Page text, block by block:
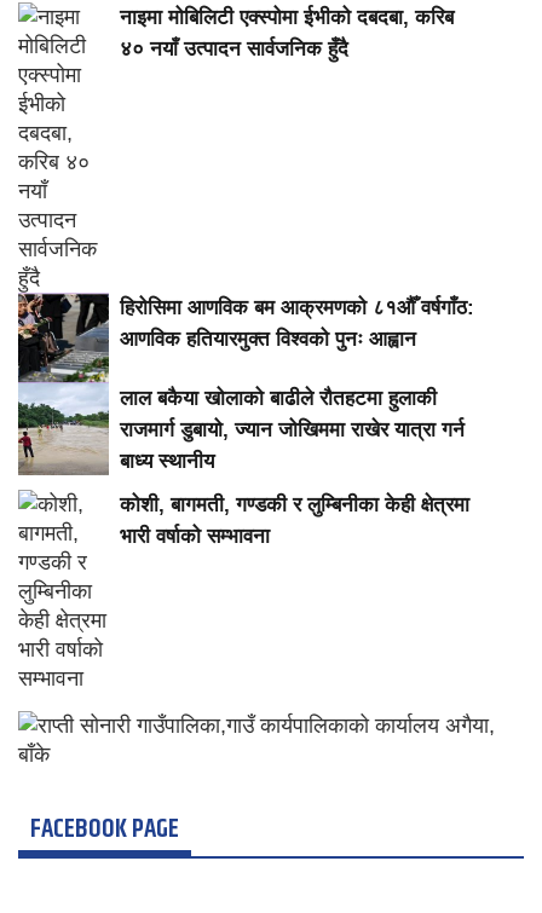
नाइमा मोबिलिटी एक्स्पोमा ईभीको दबदबा, करिब
४० नयाँ उत्पादन सार्वजनिक हुँदै
हिरोसिमा आणविक बम आक्रमणको ८१औँ वर्षगाँठ:
आणविक हतियारमुक्त विश्वको पुनः आह्वान
लाल बकैया खोलाको बाढीले रौतहटमा हुलाकी
राजमार्ग डुबायो, ज्यान जोखिममा राखेर यात्रा गर्न
बाध्य स्थानीय
कोशी, बागमती, गण्डकी र लुम्बिनीका केही क्षेत्रमा
भारी वर्षाको सम्भावना
FACEBOOK PAGE